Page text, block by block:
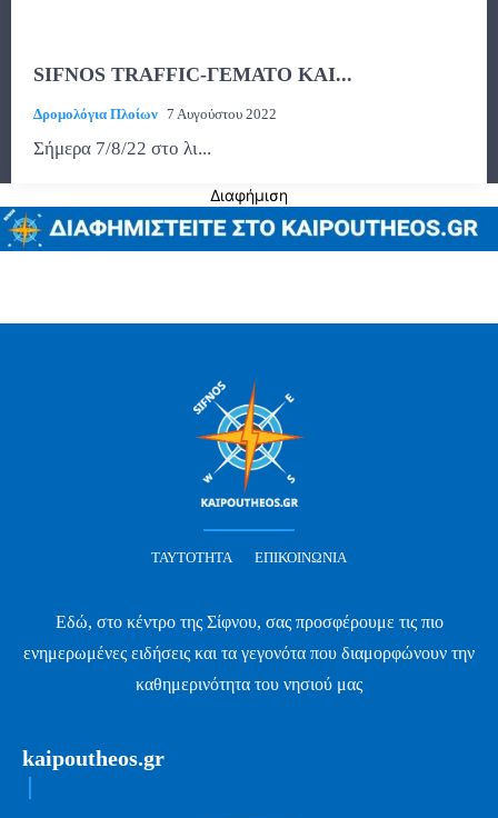
SIFNOS TRAFFIC-ΓΕΜΑΤΟ ΚΑΙ...
Δρομολόγια Πλοίων 7 Αυγούστου 2022
Σήμερα 7/8/22 στο λι...
Διαφήμιση
ΤΑΥΤΌΤΗΤΑ ΕΠΙΚΟΙΝΩΝΊΑ
Εδώ, στο κέντρο της Σίφνου, σας προσφέρουμε τις πιο
ενημερωμένες ειδήσεις και τα γεγονότα που διαμορφώνουν την
καθημερινότητα του νησιού μας
kaipoutheos.gr